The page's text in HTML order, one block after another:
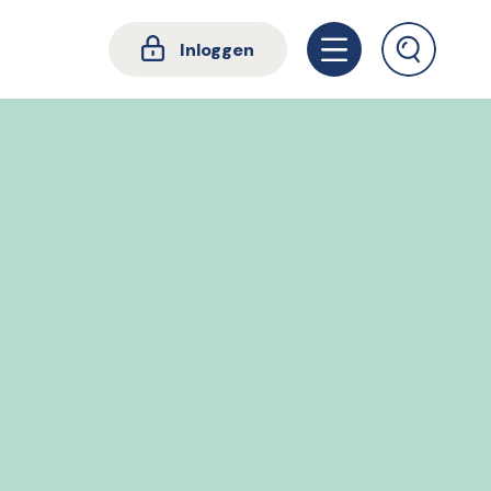
Inloggen